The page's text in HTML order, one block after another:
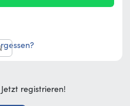
registrieren!